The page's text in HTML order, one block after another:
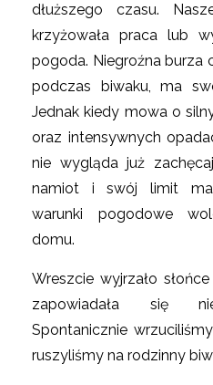
dłuższego czasu.
krzyżowała praca lub
pogoda. Niegroźna burza
podczas biwaku, ma
Jednak kiedy mowa o
oraz intensywnych
nie wygląda już
namiot i swój limit
warunki pogodowe
domu.
Wreszcie wyjrzało
zapowiadała się
Spontanicznie
ruszyliśmy na rodzinny